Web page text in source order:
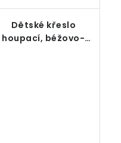
Dětské křeslo
houpací, béžovo-